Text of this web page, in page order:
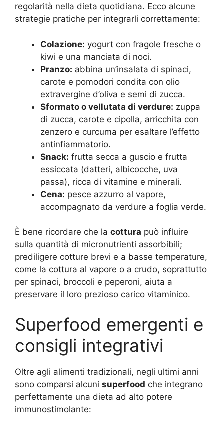
regolarità nella dieta quotidiana. Ecco alcune
strategie pratiche per integrarli correttamente:
Colazione: yogurt con fragole fresche o
kiwi e una manciata di noci.
Pranzo: abbina un’insalata di spinaci,
carote e pomodori condita con olio
extravergine d’oliva e semi di zucca.
Sformato o vellutata di verdure: zuppa
di zucca, carote e cipolla, arricchita con
zenzero e curcuma per esaltare l’effetto
antinfiammatorio.
Snack: frutta secca a guscio e frutta
essiccata (datteri, albicocche, uva
passa), ricca di vitamine e minerali.
Cena: pesce azzurro al vapore,
accompagnato da verdure a foglia verde.
È bene ricordare che la cottura può influire
sulla quantità di micronutrienti assorbibili;
prediligere cotture brevi e a basse temperature,
come la cottura al vapore o a crudo, soprattutto
per spinaci, broccoli e peperoni, aiuta a
preservare il loro prezioso carico vitaminico.
Superfood emergenti e
consigli integrativi
Oltre agli alimenti tradizionali, negli ultimi anni
sono comparsi alcuni superfood che integrano
perfettamente una dieta ad alto potere
immunostimolante: